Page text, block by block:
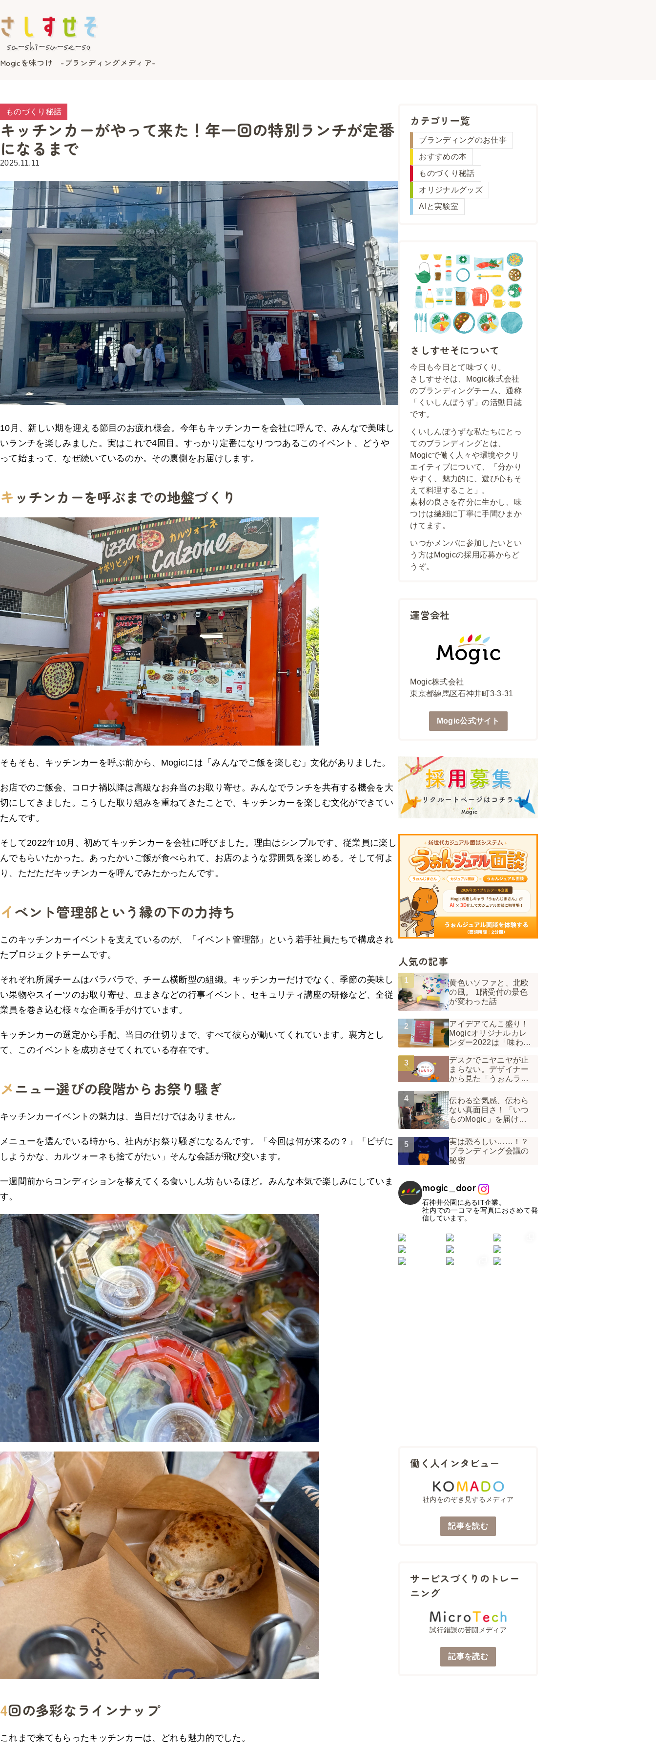
Mogicを味つけ -ブランディングメディア-
ものづくり秘話
キッチンカーがやって来た！年一回の特別ランチが定番
になるまで
2025.11.11
10月、新しい期を迎える節目のお疲れ様会。今年もキッチンカーを会社に呼んで、みんなで美味し
いランチを楽しみました。実はこれで4回目。すっかり定番になりつつあるこのイベント、どうや
って始まって、なぜ続いているのか。その裏側をお届けします。
キ ッチンカーを呼ぶまでの地盤づくり
そもそも、キッチンカーを呼ぶ前から、Mogicには「みんなでご飯を楽しむ」文化がありました。
お店でのご飯会、コロナ禍以降は高級なお弁当のお取り寄せ。みんなでランチを共有する機会を大
切にしてきました。こうした取り組みを重ねてきたことで、キッチンカーを楽しむ文化ができてい
たんです。
そして2022年10月、初めてキッチンカーを会社に呼びました。理由はシンプルです。従業員に楽し
んでもらいたかった。あったかいご飯が食べられて、お店のような雰囲気を楽しめる。そして何よ
り、ただただキッチンカーを呼んでみたかったんです。
イ ベント管理部という縁の下の力持ち
このキッチンカーイベントを支えているのが、「イベント管理部」という若手社員たちで構成され
たプロジェクトチームです。
それぞれ所属チームはバラバラで、チーム横断型の組織。キッチンカーだけでなく、季節の美味し
い果物やスイーツのお取り寄せ、豆まきなどの行事イベント、セキュリティ講座の研修など、全従
業員を巻き込む様々な企画を手がけています。
キッチンカーの選定から手配、当日の仕切りまで、すべて彼らが動いてくれています。裏方とし
て、このイベントを成功させてくれている存在です。
メ ニュー選びの段階からお祭り騒ぎ
キッチンカーイベントの魅力は、当日だけではありません。
メニューを選んでいる時から、社内がお祭り騒ぎになるんです。「今回は何が来るの？」「ピザに
しようかな、カルツォーネも捨てがたい」そんな会話が飛び交います。
一週間前からコンディションを整えてくる食いしん坊もいるほど。みんな本気で楽しみにしていま
す。
4回の多彩なラインナップ
これまで来てもらったキッチンカーは、どれも魅力的でした。
カテゴリ一覧
ブランディングのお仕事
おすすめの本
ものづくり秘話
オリジナルグッズ
AIと実験室
さしすせそについて
今日も今日とて味づくり。
さしすせそは、Mogic株式会社
のブランディングチーム、通称
「くいしんぼうず」の活動日誌
です。
くいしんぼうずな私たちにとっ
てのブランディングとは、
Mogicで働く人々や環境やクリ
エイティブについて、「分かり
やすく、魅力的に、遊び心もそ
えて料理すること」。
素材の良さを存分に生かし、味
つけは繊細に丁寧に手間ひまか
けてます。
いつかメンバに参加したいとい
う方はMogicの採用応募からど
うぞ。
運営会社
Mogic株式会社
東京都練馬区石神井町3-3-31
Mogic公式サイト
人気の記事
黄色いソファと、北欧
の風。 1階受付の景色
が変わった話
アイデアてんこ盛り！
Mogicオリジナルカレ
ンダー2022は「味わう
デスクでニヤニヤが止
まらない。デザイナー
から見た「うぉんラ
伝わる空気感、伝わら
ない真面目さ！「いつ
ものMogic」を届ける
実は恐ろしい……！？
ブランディング会議の
秘密
mogic_door
石神井公園にあるIT企業。
社内での一コマを写真におさめて発
信しています。
働く人インタビュー
社内をのぞき見するメディア
記事を読む
サービスづくりのトレー
ニング
試行錯誤の苦闘メディア
記事を読む